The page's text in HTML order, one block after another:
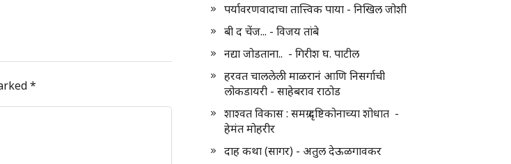
*
पर्यावरणवादाचा तात्त्विक पाया - निखिल जोशी
बी द चेंज... - विजय तांबे
नद्या जोडताना.. - गिरीश घ. पाटील
हरवत चाललेली माळरानं आणि निसर्गाची
लोकडायरी - साहेबराव राठोड
शाश्वत विकास : समग्र दृष्टिकोनाच्या शोधात -
हेमंत मोहरीर
दाह कथा (सागर) - अतुल देऊळगावकर